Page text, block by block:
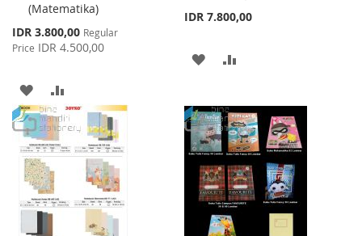
(Matematika)
Special
Price
IDR 3.800,00 Regular
Price IDR 4.500,00
ADD
TO
WISH
LIST
TO
COMPARE
IDR 7.800,00
ADD
WISH
LIST
COMPARE